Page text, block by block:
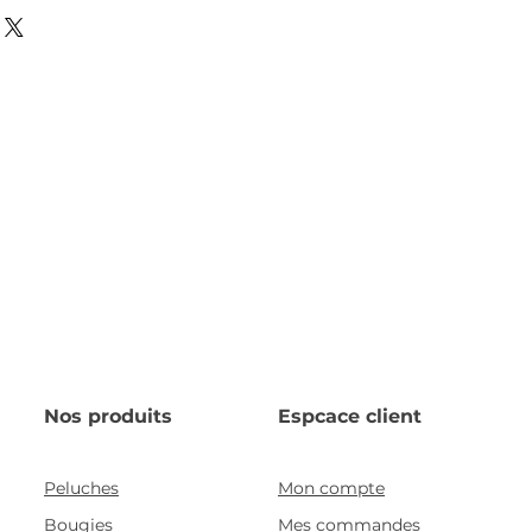
Nos produits
Peluches
Bougies
Espcace client
Mon compte
Mes commandes